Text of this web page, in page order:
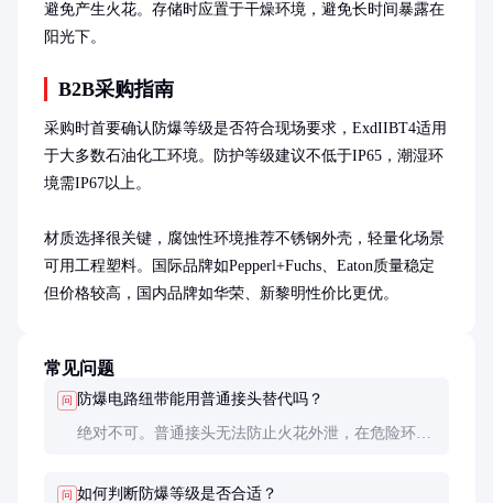
避免产生火花。存储时应置于干燥环境，避免长时间暴露在
阳光下。
B2B采购指南
采购时首要确认防爆等级是否符合现场要求，ExdIIBT4适用
于大多数石油化工环境。防护等级建议不低于IP65，潮湿环
境需IP67以上。
材质选择很关键，腐蚀性环境推荐不锈钢外壳，轻量化场景
可用工程塑料。国际品牌如Pepperl+Fuchs、Eaton质量稳定
但价格较高，国内品牌如华荣、新黎明性价比更优。
常见问题
问 防爆电路纽带能用普通接头替代吗？
绝对不可。普通接头无法防止火花外泄，在危险环境
问 如何判断防爆等级是否合适？